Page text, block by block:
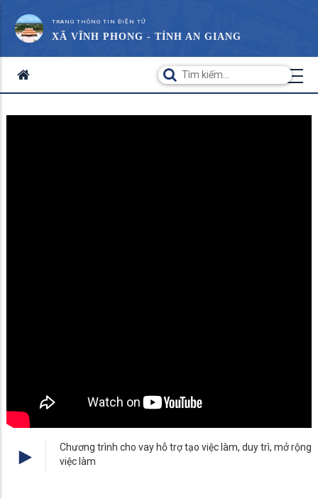
TRANG THÔNG TIN ĐIỆN TỬ
XÃ VĨNH PHONG - TỈNH AN GIANG
Chương trình cho vay hỗ trợ tạo việc làm, duy trì, mở rộng
việc làm